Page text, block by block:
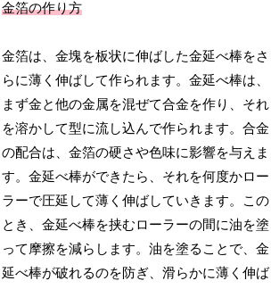
金箔の作り方
金箔は、金塊を板状に伸ばした金延べ棒をさ
らに薄く伸ばして作られます。金延べ棒は、
まず金と他の金属を混ぜて合金を作り、それ
を溶かして型に流し込んで作られます。合金
の配合は、金箔の硬さや色味に影響を与えま
す。金延べ棒ができたら、それを何度かロー
ラーで圧延して薄く伸ばしていきます。この
とき、金延べ棒を挟むローラーの間に油を塗
って摩擦を減らします。油を塗ることで、金
延べ棒が破れるのを防ぎ、滑らかに薄く伸ば